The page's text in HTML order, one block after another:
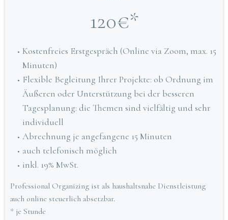
120€*
Kostenfreies Erstgespräch (Online via Zoom, max. 15
Minuten)
Flexible Begleitung Ihrer Projekte: ob Ordnung im
Äußeren oder Unterstützung bei der besseren
Tagesplanung: die Themen sind vielfältig und sehr
individuell
Abrechnung je angefangene 15 Minuten
auch telefonisch möglich
inkl. 19% MwSt.
Professional Organizing ist als haushaltsnahe Dienstleistung
auch online steuerlich absetzbar.
* je Stunde